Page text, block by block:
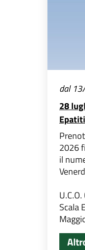
dal
28
Epatiti
2026
il
Scala